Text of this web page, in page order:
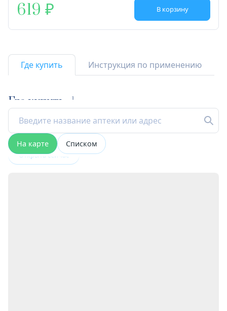
619 В корзину
Где купить Инструкция по применению
Где купить 1
На карте Списком
Открыта сейчас